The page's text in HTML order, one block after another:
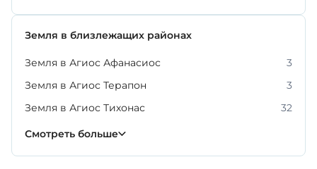
Земля в близлежащих районах
Земля в Агиос Афанасиос
3
Земля в Агиос Терапон
3
Земля в Агиос Тихонас
32
Земля в Гермасойе
Земля в Като Платрес
Земля в Мони
Земля в Мониатисе
Земля в Муттагиаке
Земля в Пареклисии
Земля в Писсури
Смотреть больше